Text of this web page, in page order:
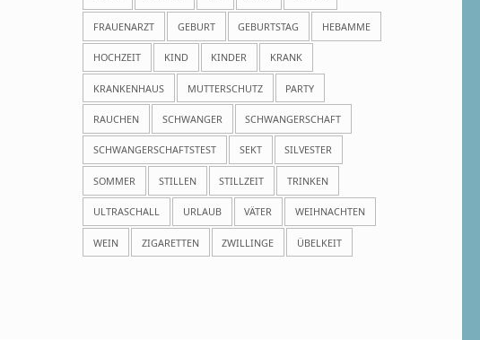
FRAUENARZT GEBURT GEBURTSTAG HEBAMME
HOCHZEIT KIND KINDER KRANK
KRANKENHAUS MUTTERSCHUTZ PARTY
RAUCHEN SCHWANGER SCHWANGERSCHAFT
SCHWANGERSCHAFTSTEST SEKT SILVESTER
SOMMER STILLEN STILLZEIT TRINKEN
ULTRASCHALL URLAUB VÄTER WEIHNACHTEN
WEIN ZIGARETTEN ZWILLINGE ÜBELKEIT